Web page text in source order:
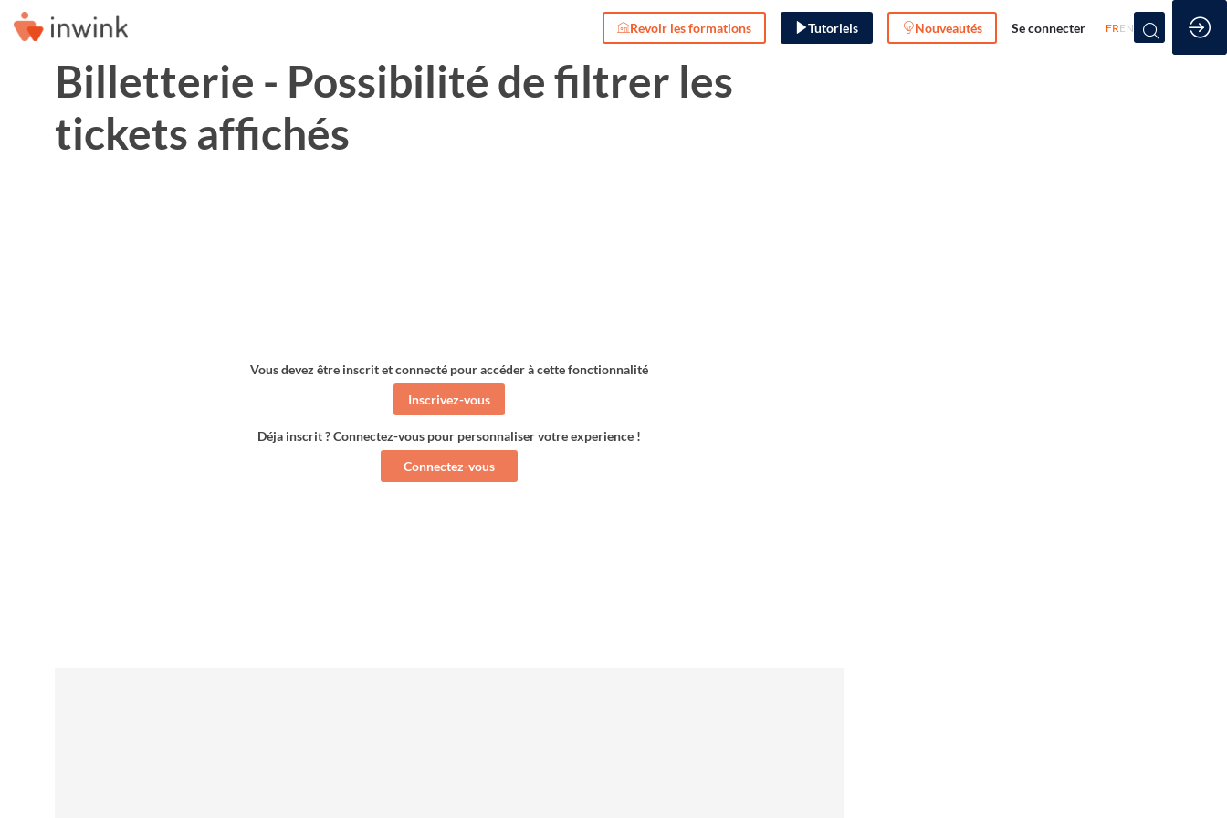
Revoir les formations Tutoriels Nouveautés Se connecter FREN
Billetterie - Possibilité de filtrer les
tickets affichés
Vous devez être inscrit et connecté pour accéder à cette fonctionnalité
Inscrivez-vous
Déja inscrit ? Connectez-vous pour personnaliser votre experience !
Connectez-vous